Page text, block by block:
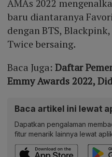
AMAs 2022
baru diantaranya
dengan BTS, Blackpink,
Twice bersaing.
Baca Juga: Daftar
Emmy Awards 2022,
Baca artikel ini lewat
Dapatkan pengalaman
fitur menarik lainnya lewat